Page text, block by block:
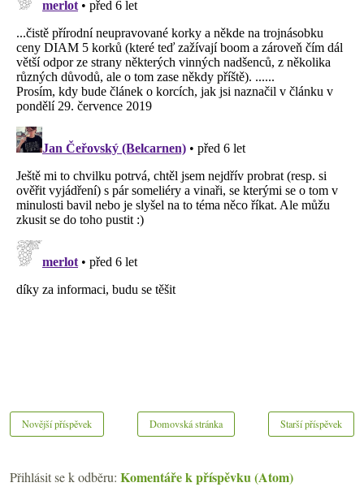
Novější příspěvek Starší příspěvek
Domovská stránka
Přihlásit se k odběru: Komentáře k příspěvku (Atom)